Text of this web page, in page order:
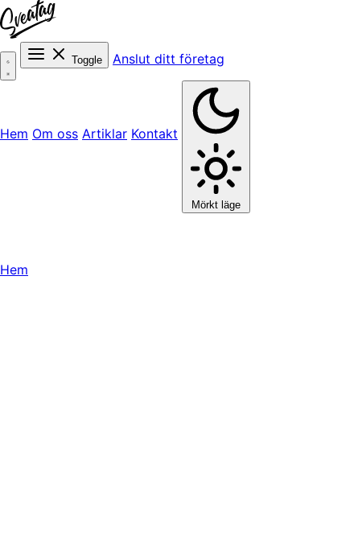
Toggle Anslut ditt företag
Hem Om oss Artiklar Kontakt
Mörkt läge
Hem